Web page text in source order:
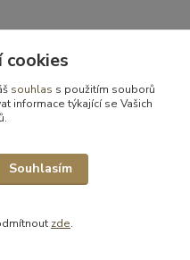
...
cookies
souhlas s použitím souborů
informace týkající se Vašich
Souhlasím
zde.